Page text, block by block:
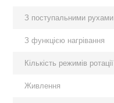
З поступальними рухами
З функцією нагрівання
Кількість режимів ротації
Живлення